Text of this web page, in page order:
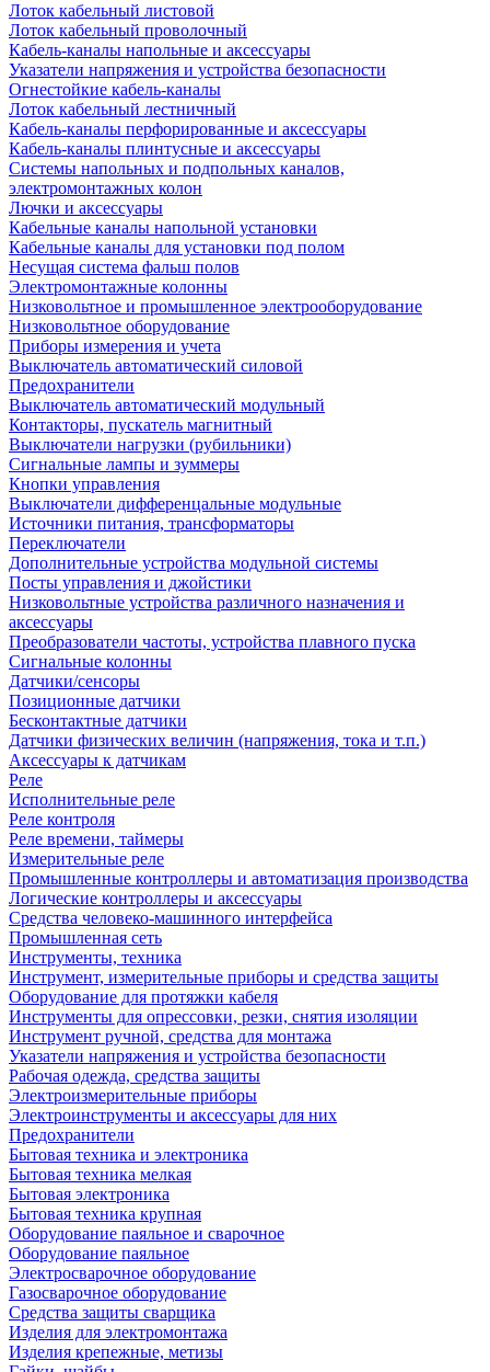
Лоток кабельный листовой
Лоток кабельный проволочный
Кабель-каналы напольные и аксессуары
Указатели напряжения и устройства безопасности
Огнестойкие кабель-каналы
Лоток кабельный лестничный
Кабель-каналы перфорированные и аксессуары
Кабель-каналы плинтусные и аксессуары
Системы напольных и подпольных каналов,
электромонтажных колон
Лючки и аксессуары
Кабельные каналы напольной установки
Кабельные каналы для установки под полом
Несущая система фальш полов
Электромонтажные колонны
Низковольтное и промышленное электрооборудование
Низковольтное оборудование
Приборы измерения и учета
Выключатель автоматический силовой
Предохранители
Выключатель автоматический модульный
Контакторы, пускатель магнитный
Выключатели нагрузки (рубильники)
Сигнальные лампы и зуммеры
Кнопки управления
Выключатели дифференцальные модульные
Источники питания, трансформаторы
Переключатели
Дополнительные устройства модульной системы
Посты управления и джойстики
Низковольтные устройства различного назначения и
аксессуары
Преобразователи частоты, устройства плавного пуска
Сигнальные колонны
Датчики/сенсоры
Позиционные датчики
Бесконтактные датчики
Датчики физических величин (напряжения, тока и т.п.)
Аксессуары к датчикам
Реле
Исполнительные реле
Реле контроля
Реле времени, таймеры
Измерительные реле
Промышленные контроллеры и автоматизация производства
Логические контроллеры и аксессуары
Средства человеко-машинного интерфейса
Промышленная сеть
Инструменты, техника
Инструмент, измерительные приборы и средства защиты
Оборудование для протяжки кабеля
Инструменты для опрессовки, резки, снятия изоляции
Инструмент ручной, средства для монтажа
Указатели напряжения и устройства безопасности
Рабочая одежда, средства защиты
Электроизмерительные приборы
Электроинструменты и аксессуары для них
Предохранители
Бытовая техника и электроника
Бытовая техника мелкая
Бытовая электроника
Бытовая техника крупная
Оборудование паяльное и сварочное
Оборудование паяльное
Электросварочное оборудование
Газосварочное оборудование
Средства защиты сварщика
Изделия для электромонтажа
Изделия крепежные, метизы